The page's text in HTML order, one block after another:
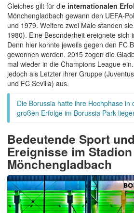
Gleiches gilt für die internationalen
Mönchengladbach gewann den UEFA-
und 1979. Weitere zwei Male standen
1980). Eine Besonderheit ereignete sich
Denn hier konnte jeweils gegen den FC
gewonnen werden. 2015 zogen die
mal wieder in die Champions League
jedoch als Letzter ihrer Gruppe
und FC Sevilla) aus.
Die Borussia hatte ihre Hochphase in
großen Erfolge im Borussia Park
Bedeutende Sport
Ereignisse im Stadion
Mönchengladbach